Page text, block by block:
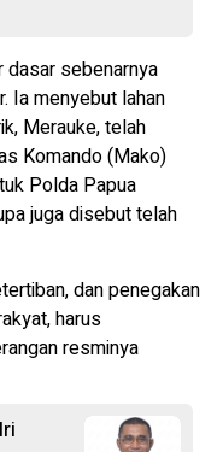
dasar sebenarnya
Ia menyebut lahan
Merauke, telah
Komando (Mako)
Polda Papua
juga disebut telah
dan penegakan
harus
resminya